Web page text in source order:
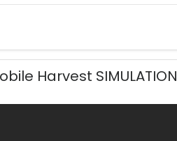
Harvest SIMULATION